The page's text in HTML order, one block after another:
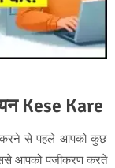
Kese Kare
करने से पहले आपको कुछ
आपको पंजीकरण करते